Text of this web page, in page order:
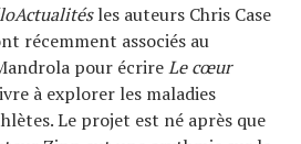
les auteurs Chris Case
récemment associés au
pour écrireLe cœur
à explorer les maladies
Le projet est né après que